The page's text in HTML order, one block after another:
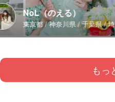
NoL（のえる）
東京都 神奈川県
もっ